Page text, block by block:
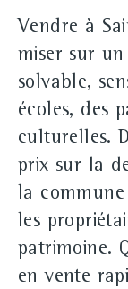
Vendre à
miser sur
solvable,
écoles, des
culturelles.
prix sur la
la
les
patrimoine.
en vente